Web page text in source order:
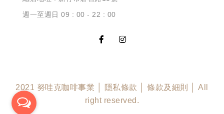
週一至週日 09 : 00 - 22 : 00
2021 努哇克咖啡事業 │ 隱私條款 │ 條款及細則 │ All
right reserved.